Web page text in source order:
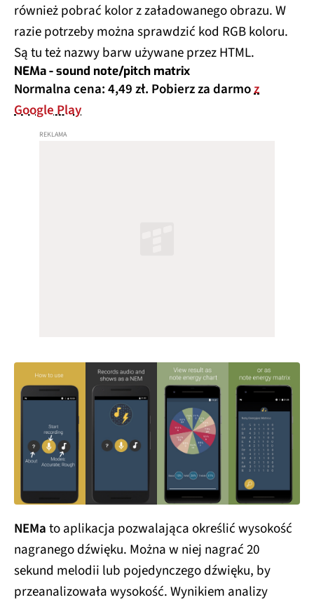
również pobrać kolor z załadowanego obrazu. W
razie potrzeby można sprawdzić kod RGB koloru.
Są tu też nazwy barw używane przez HTML.
NEMa - sound note/pitch matrix
Normalna cena: 4,49 zł. Pobierz za darmoz
Google Play
NEMato aplikacja pozwalająca określić wysokość
nagranego dźwięku. Można w niej nagrać 20
sekund melodii lub pojedynczego dźwięku, by
przeanalizowała wysokość. Wynikiem analizy